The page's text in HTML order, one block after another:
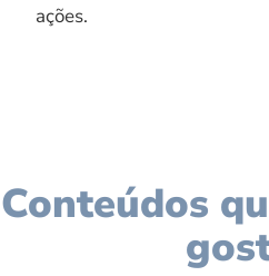
ações.
Conteúdos